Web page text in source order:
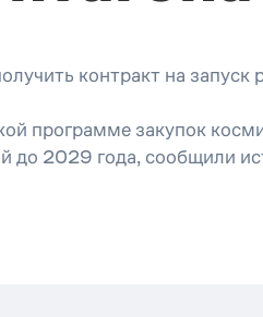
контракт на
программе закупок
до 2029 года, сообщили